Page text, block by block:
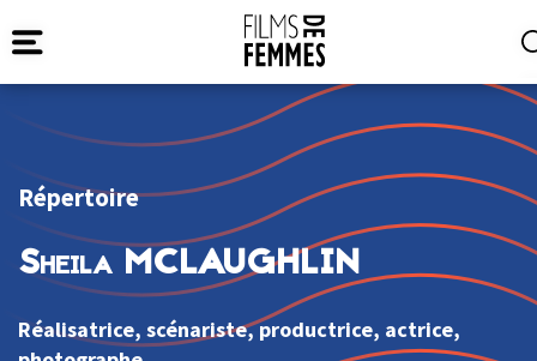
Répertoire
Sheila MCLAUGHLIN
Réalisatrice, scénariste, productrice, actrice,